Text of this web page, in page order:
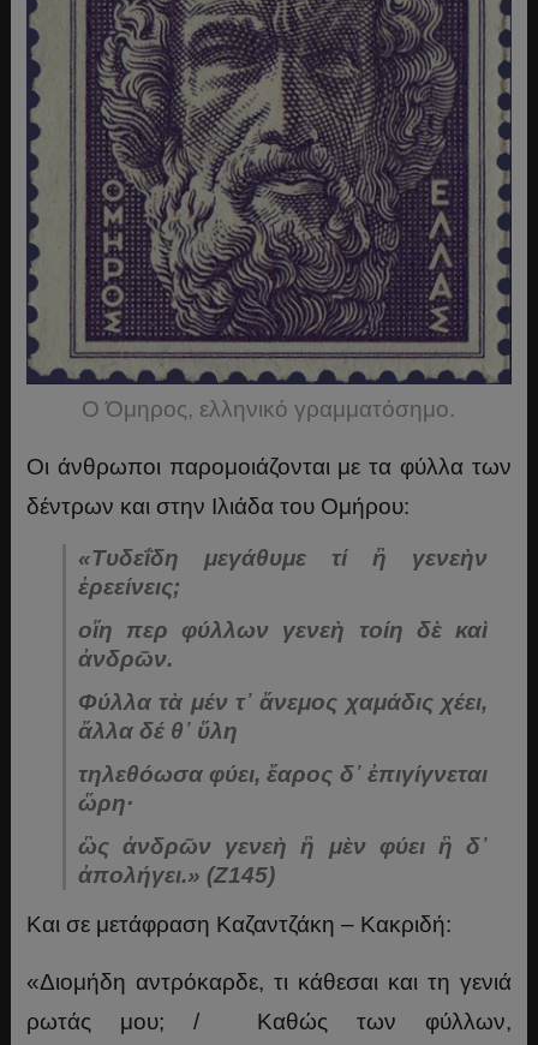
Ο Όμηρος, ελληνικό γραμματόσημο.
Οι άνθρωποι παρομοιάζονται με τα φύλλα των
δέντρων και στην Ιλιάδα του Ομήρου:
«Τυδεΐδη μεγάθυμε τί ἢ γενεὴν
ἐρεείνεις;
οἵη περ φύλλων γενεὴ τοίη δὲ καὶ
ἀνδρῶν.
Φύλλα τὰ μέν τ᾽ ἄνεμος χαμάδις χέει,
ἄλλα δέ θ᾽ ὕλη
τηλεθόωσα φύει, ἔαρος δ᾽ ἐπιγίγνεται
ὥρη·
ὣς ἀνδρῶν γενεὴ ἣ μὲν φύει ἣ δ᾽
ἀπολήγει.» (Ζ145)
Και σε μετάφραση Καζαντζάκη – Κακριδή:
«Διομήδη αντρόκαρδε, τι κάθεσαι και τη γενιά
ρωτάς μου; / Καθώς των φύλλων,